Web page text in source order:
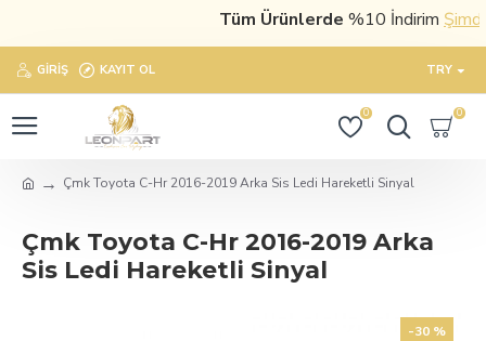
Tüm Ürünlerde%10 İndirimŞimdi
GIRIŞ KAYIT OL TRY
0 0
Çmk Toyota C-Hr 2016-2019 Arka Sis Ledi Hareketli Sinyal
Çmk Toyota C-Hr 2016-2019 Arka
Sis Ledi Hareketli Sinyal
-30 %